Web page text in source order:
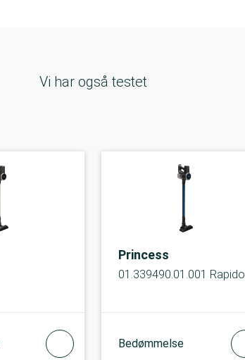
Vi har også testet
Princess
01.339490.01.001 Rapido
Bedømmelse